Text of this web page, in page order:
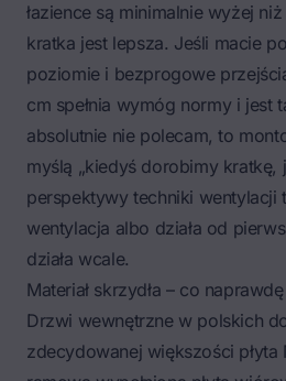
łazience są minimalnie wyżej
kratka jest lepsza. Jeśli macie
poziomie i bezprogowe
cm spełnia wymóg normy i jest
absolutnie nie polecam, to
myślą „kiedyś dorobimy kratkę,
perspektywy techniki wentylacji
wentylacja albo działa od
działa wcale.
Materiał skrzydła – co
Drzwi wewnętrzne w polskich
zdecydowanej większości płyta